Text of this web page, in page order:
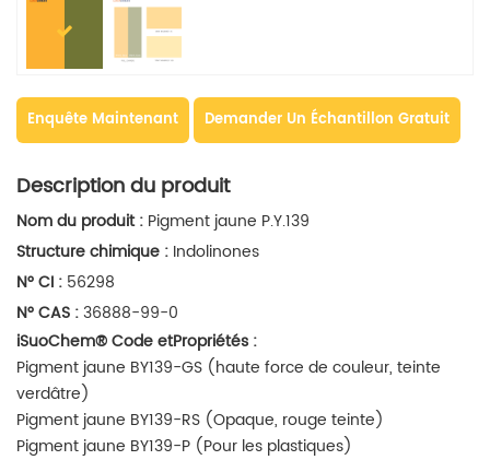
Enquête Maintenant Demander Un Échantillon Gratuit
Description du produit
Nom du produit : Pigment jaune P.Y.139
Structure chimique : Indolinones
N° CI : 56298
N° CAS :36888-99-0
iSuoChem®Code etPropriétés :
Pigment jaune BY139-GS (haute force de couleur, teinte
verdâtre)
Pigment jaune BY139-RS (Opaque, rouge teinte)
Pigment jaune BY139-P (Pour les plastiques)